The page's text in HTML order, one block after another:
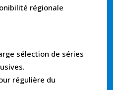
régionale
sélection de séries
régulière du